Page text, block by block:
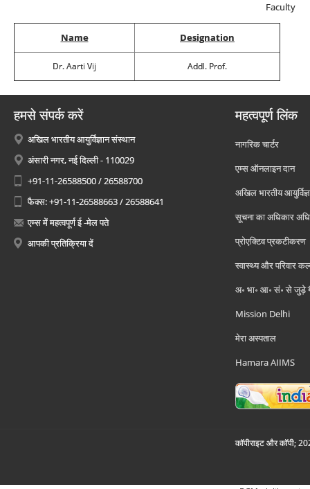
Faculty
Name Designation
Dr. Aarti Vij Addl. Prof.
हमसे संपर्क करें
अखिल भारतीय आयुर्विज्ञान संस्थान
अंसारी नगर, नई दिल्ली - 110029
+91-11-26588500 / 26588700
फैक्स: +91-11-26588663 / 26588641
एम्स में महत्वपूर्ण ई -मेल पते
आपकी प्रतिक्रिया दें
महत्वपूर्ण लिंक
नागरिक चार्टर
एम्स ऑनलाइन दान
अखिल भारतीय
सूचना का अधिकार
प्रोएक्टिव प्रकटीकरण
स्वास्थ्य और परिवार
अ॰ भा॰ आ॰ सं॰ से जुड़े
Mission Delhi
मेरा अस्पताल
Hamara AIIMS
कॉपीराइट और कॉपी;